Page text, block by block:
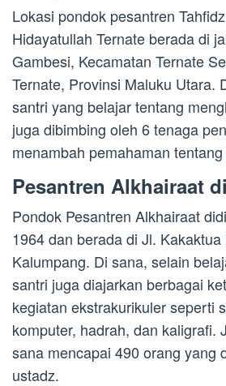
Lokasi pondok pesantren
Hidayatullah Ternate berada di
Gambesi, Kecamatan Ternate
Ternate, Provinsi Maluku Utara.
santri yang belajar tentang
juga dibimbing oleh 6 tenaga
menambah pemahaman
Pesantren Alkhairaat
Pondok Pesantren Alkhairaat
1964 dan berada di Jl.
Kalumpang. Di sana, selain
santri juga diajarkan berbagai
kegiatan ekstrakurikuler seperti
komputer, hadrah, dan kaligrafi.
sana mencapai 490 orang yang
ustadz.